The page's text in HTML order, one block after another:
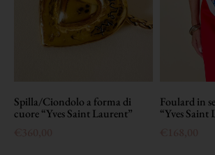
Spilla/Ciondolo a forma di
cuore “Yves Saint Laurent”
Foulard in
“Yves Saint